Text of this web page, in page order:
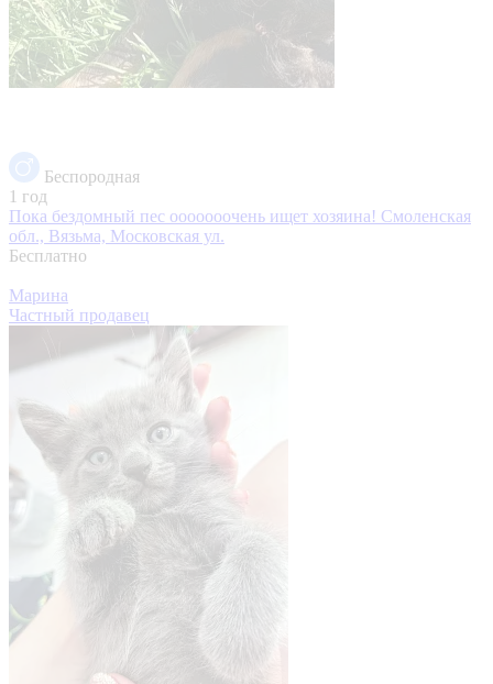
Беспородная
1 год
Пока бездомный пес ооооооочень ищет хозяина! Смоленская
обл., Вязьма, Московская ул.
Бесплатно
Марина
Частный продавец